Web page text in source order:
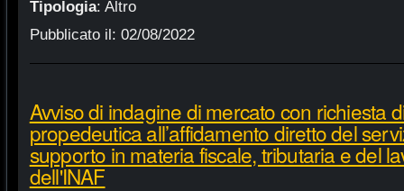
Tipologia: Altro
Pubblicato il: 02/08/2022
Avviso di indagine di mercato con richiesta
propedeutica all’affidamento diretto del
supporto in materia fiscale, tributaria e del
dell'INAF